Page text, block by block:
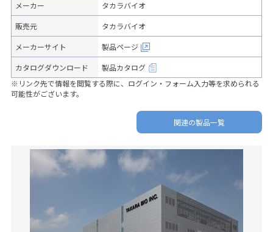
メーカー タカラバイオ
販売元 タカラバイオ
メーカーサイト 製品ページ
カタログダウンロード
製品カタログ
※リンク先で情報を閲覧する際に、ログイン・フォーム入力等を求められる
可能性がございます。
関連の製品一覧